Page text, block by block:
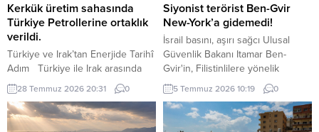
Kerkük üretim sahasında
Türkiye Petrollerine ortaklık
verildi.
Türkiye ve Irak’tan Enerjide Tarihî
Adım Türkiye ile Irak arasında
enerji alanındaki iş birliği yeni bir
aşamaya taşındı. Cumhurbaşkanı
Recep Tayyip Erdoğan, Irak
Başbakanı Ali ez-Zeydi ile
28 Temmuz 2026 20:31 0
Siyonist terörist Ben-Gvir
New-York’a gidemedi!
İsrail basını, aşırı sağcı Ulusal
Güvenlik Bakanı Itamar Ben-
Gvir'in, Filistinlilere yönelik
politika ve uygulamaları nedeniyle
"gözaltına alınma" endişesiyle bu
hafta New York'a yapacağı ziyareti
iptal ettiğini ileri sürdü.
5 Temmuz 2026 10:19 0